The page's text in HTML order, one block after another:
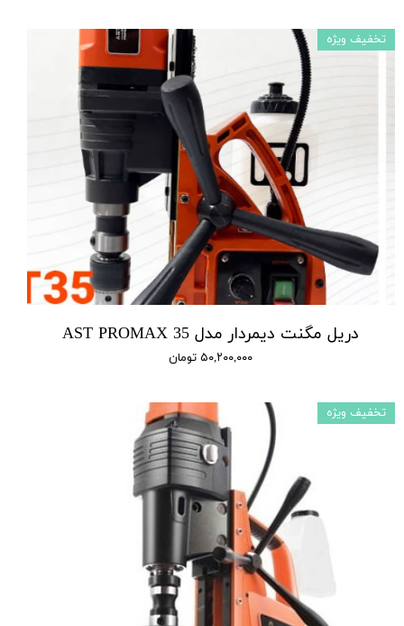
دریل مگنت دیمردار مدل AST PROMAX 35
۵۰,۲۰۰,۰۰۰ تومان
تخفیف ویژه
تخفیف ویژه